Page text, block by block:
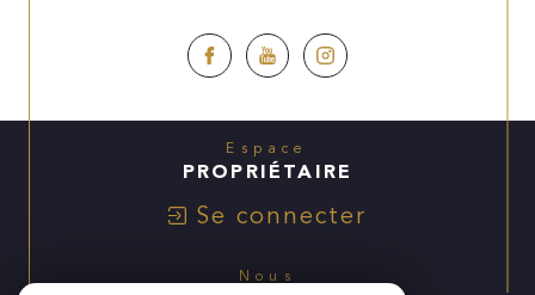
Espace
PROPRIÉTAIRE
Se connecter
Nous